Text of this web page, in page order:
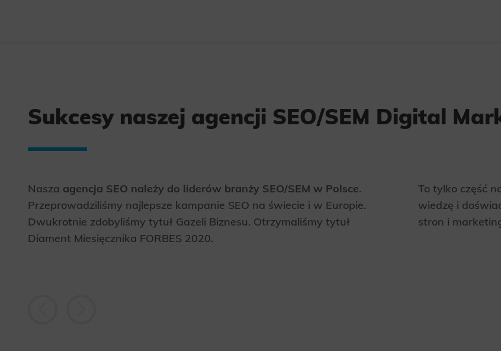
Sukcesy naszej agencji SEO/SEM Digital
Nasza agencja SEO należy do liderów branży SEO/SEM w Polsce.
Przeprowadziliśmy najlepsze kampanie SEO na świecie i w Europie.
Dwukrotnie zdobyliśmy tytuł Gazeli Biznesu. Otrzymaliśmy tytuł
Diament Miesięcznika FORBES 2020.
To tylko część
wiedzę i
stron i